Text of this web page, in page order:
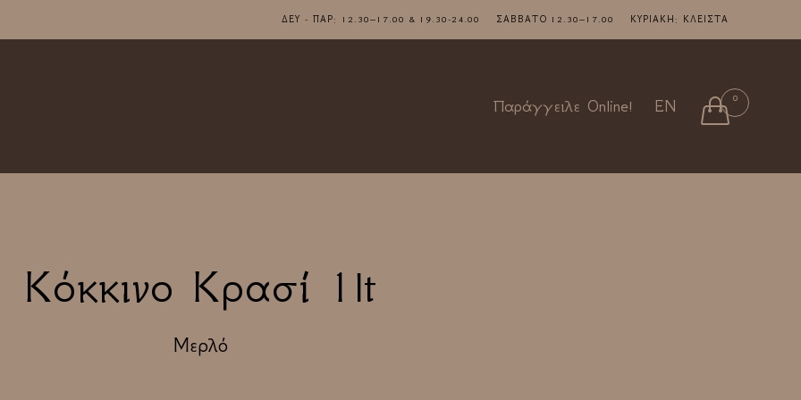
ΔΕΥ - ΠΑΡ: 12.30–17.00 & 19.30-24.00 ΣΑΒΒΑΤΟ 12.30–17.00 ΚΥΡΙΑΚΗ: ΚΛΕΙΣΤΑ
Skip
to
Παράγγειλε Online! EN  0
Κόκκινο Κρασί 1lt
Μερλό